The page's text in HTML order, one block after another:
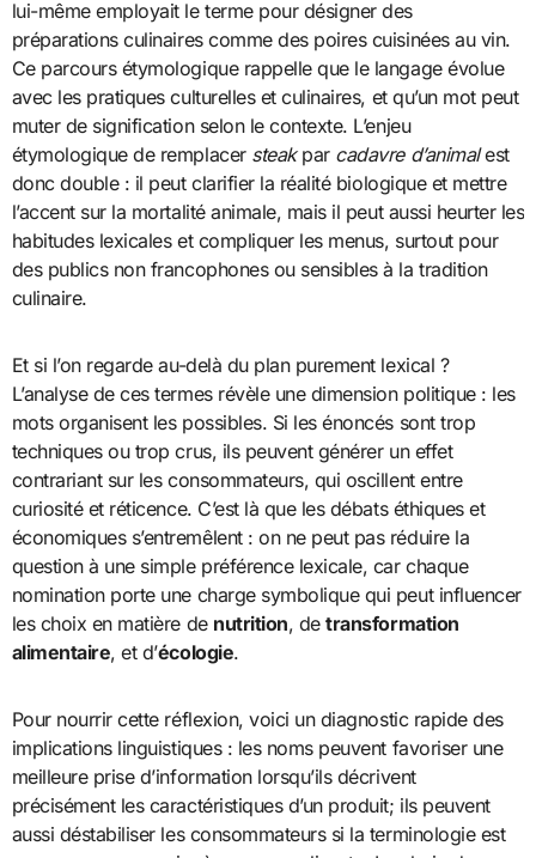
lui-même employait le terme pour désigner des
préparations culinaires comme des poires cuisinées au vin.
Ce parcours étymologique rappelle que le langage évolue
avec les pratiques culturelles et culinaires, et qu’un mot peut
muter de signification selon le contexte. L’enjeu
étymologique de remplacer steakpar cadavre d’animalest
donc double : il peut clarifier la réalité biologique et mettre
l’accent sur la mortalité animale, mais il peut aussi heurter les
habitudes lexicales et compliquer les menus, surtout pour
des publics non francophones ou sensibles à la tradition
culinaire.
Et si l’on regarde au-delà du plan purement lexical ?
L’analyse de ces termes révèle une dimension politique : les
mots organisent les possibles. Si les énoncés sont trop
techniques ou trop crus, ils peuvent générer un effet
contrariant sur les consommateurs, qui oscillent entre
curiosité et réticence. C’est là que les débats éthiques et
économiques s’entremêlent : on ne peut pas réduire la
question à une simple préférence lexicale, car chaque
nomination porte une charge symbolique qui peut influencer
les choix en matière de nutrition, detransformation
alimentaire, et d’écologie.
Pour nourrir cette réflexion, voici un diagnostic rapide des
implications linguistiques : les noms peuvent favoriser une
meilleure prise d’information lorsqu’ils décrivent
précisément les caractéristiques d’un produit; ils peuvent
aussi déstabiliser les consommateurs si la terminologie est